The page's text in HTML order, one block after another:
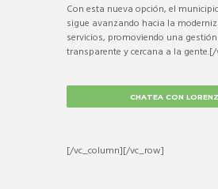
Con esta nueva opción, el
sigue avanzando hacia la
servicios, promoviendo una
transparente y cercana a la
CHATEA CON
[/vc_column][/vc_row]